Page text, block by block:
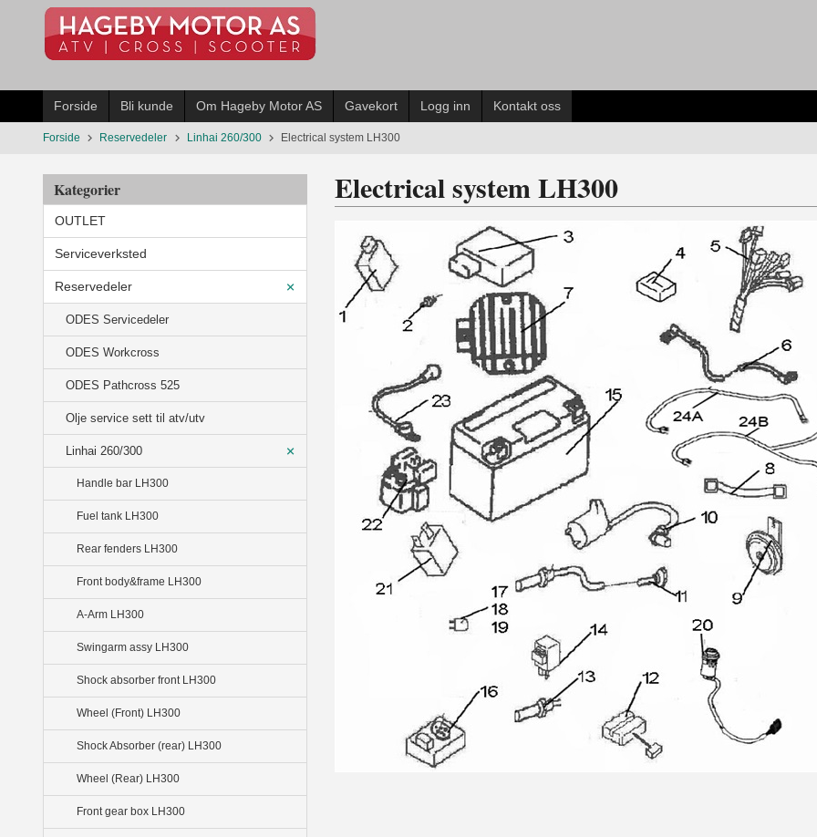
innholdet
Forside Bli kunde Om Hageby Motor AS Gavekort Logg inn Kontakt oss
Forside Reservedeler Linhai 260/300 Electrical system LH300
Kategorier
OUTLET
Serviceverksted
Reservedeler
ODES Servicedeler
ODES Workcross
ODES Pathcross 525
Olje service sett til atv/utv
Linhai 260/300
Handle bar LH300
Fuel tank LH300
Rear fenders LH300
Front body&frame LH300
A-Arm LH300
Swingarm assy LH300
Shock absorber front LH300
Wheel (Front) LH300
Shock Absorber (rear) LH300
Wheel (Rear) LH300
Front gear box LH300
Electrical system LH300